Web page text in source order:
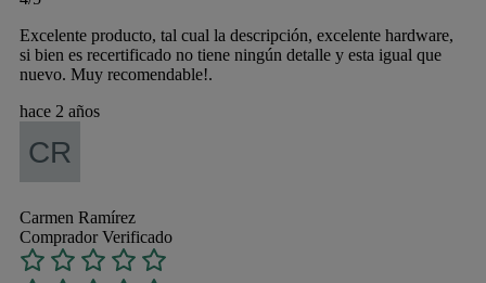
Excelente producto, tal cual la descripción, excelente hardware,
si bien es recertificado no tiene ningún detalle y esta igual que
nuevo. Muy recomendable!.
hace 2 años
Carmen Ramírez
Comprador Verificado